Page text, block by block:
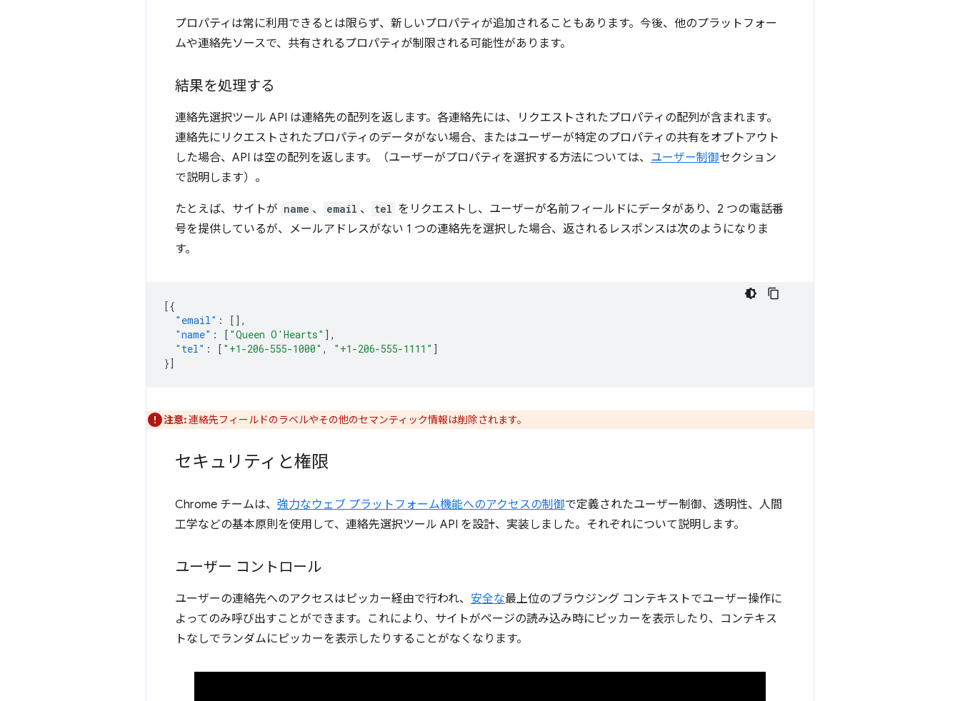
プロパティは常に利用できるとは限らず、新しいプロパティが追加されることもあります。今後、他のプラットフォー
ムや連絡先ソースで、共有されるプロパティが制限される可能性があります。
結果を処理する
連絡先選択ツール API は連絡先の配列を返します。各連絡先には、リクエストされたプロパティの配列が含まれます。
連絡先にリクエストされたプロパティのデータがない場合、またはユーザーが特定のプロパティの共有をオプトアウト
した場合、API は空の配列を返します。（ユーザーがプロパティを選択する方法については、 ユーザー制御セクション
で説明します）。
たとえば、サイトが name 、 email 、 tel をリクエストし、ユーザーが名前フィールドにデータがあり、2 つの電話番
号を提供しているが、メールアドレスがない 1 つの連絡先を選択した場合、返されるレスポンスは次のようになりま
す。
[{
"email" :
[],
"name" : [ "Queen O'Hearts" ],
"tel" : [ "+1-206-555-1000" , "+1-206-555-1111" ]
}]
注意:連絡先フィールドのラベルやその他のセマンティック情報は削除されます。
セキュリティと権限
Chrome チームは、 強力なウェブ プラットフォーム機能へのアクセスの制御で定義されたユーザー制御、透明性、人間
工学などの基本原則を使用して、連絡先選択ツール API を設計、実装しました。それぞれについて説明します。
ユーザー コントロール
ユーザーの連絡先へのアクセスはピッカー経由で行われ、 安全な最上位のブラウジング コンテキストでユーザー操作に
よってのみ呼び出すことができます。これにより、サイトがページの読み込み時にピッカーを表示したり、コンテキス
トなしでランダムにピッカーを表示したりすることがなくなります。